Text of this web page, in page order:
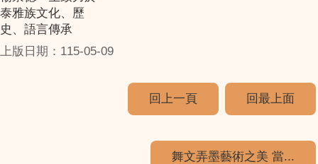
泰雅族文化、歷
史、語言傳承
上版日期：115-05-09
回上一頁 回最上面
舞文弄墨藝術之美 當...